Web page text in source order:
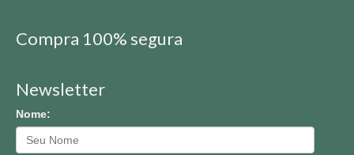
Compra 100% segura
Newsletter
Nome: